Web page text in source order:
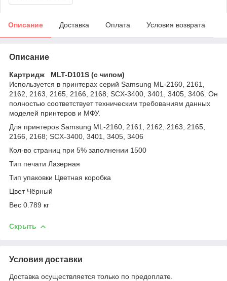
Описание Доставка Оплата Условия возврата
Описание
Картридж MLT-D101S (с чипом)
Используется в принтерах серий Samsung ML-2160, 2161,
2162, 2163, 2165, 2166, 2168; SCX-3400, 3401, 3405, 3406. Он
полностью соответствует техническим требованиям данных
моделей принтеров и МФУ.
Для принтеров Samsung ML-2160, 2161, 2162, 2163, 2165,
2166, 2168; SCX-3400, 3401, 3405, 3406
Кол-во страниц при 5% заполнении 1500
Тип печати Лазерная
Тип упаковки Цветная коробка
Цвет Чёрный
Вес 0.789 кг
Скрыть
Условия доставки
Доставка осуществляется только по предоплате.